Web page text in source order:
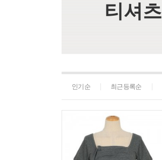
티셔츠
인기순 최근등록순